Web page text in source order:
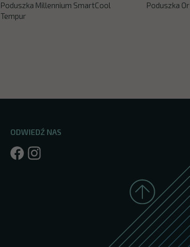
Poduszka Millennium SmartCool
Tempur
Poduszka
ODWIEDŹ NAS